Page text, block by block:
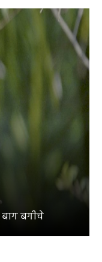
बगीचे